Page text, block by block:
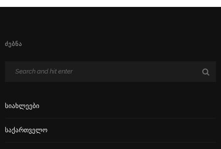
ᲫᲔᲑᲜᲐ
Სიახლეები
Საქართველო